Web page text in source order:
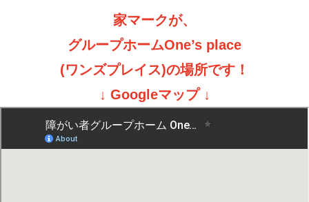
家マークが、
グループホームOne’s place
(ワンズプレイス)の場所です！
↓ Googleマップ ↓